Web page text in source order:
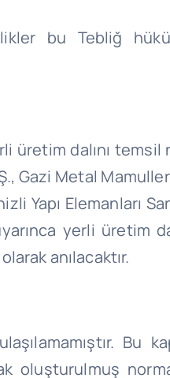
bu Tebliğ
üretim dalını temsil
Gazi Metal
Yapı Elemanları
yerli üretim
anılacaktır.
Bu
oluşturulmuş